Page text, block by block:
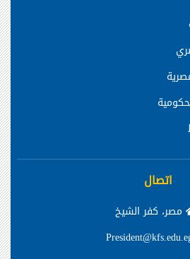
اتصال
مصر، كفر الشيخ